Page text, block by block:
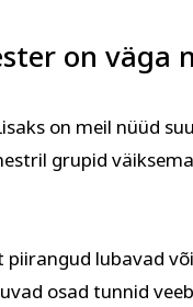
on väga
on meil nüüd
grupid
lubavad
osad tunnid